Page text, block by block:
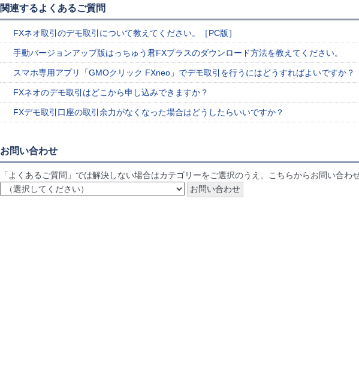
関連するよくあるご質問
FXネオ取引のデモ取引について教えてください。［PC版］
手動バージョンアップ版はっちゅう君FXプラスのダウンロード方法を教えてください。
スマホ専用アプリ「GMOクリック FXneo」でデモ取引を行うにはどうすればよいですか？
FXネオのデモ取引はどこから申し込みできますか？
FXデモ取引口座の取引余力がなくなった場合はどうしたらいいですか？
お問い合わせ
「よくあるご質問」では解決しない場合はカテゴリーをご選択のうえ、こちらからお問い合わ